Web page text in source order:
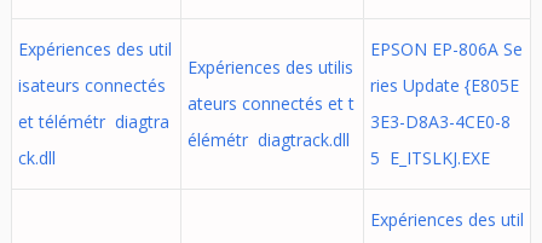
Expériences des util
isateurs connectés
et télémétr diagtra
ck.dll
Expériences des utilis
ateurs connectés et t
élémétr diagtrack.dll
EPSON EP-806A Se
ries Update {E805E
3E3-D8A3-4CE0-8
5 E_ITSLKJ.EXE
Expériences des util